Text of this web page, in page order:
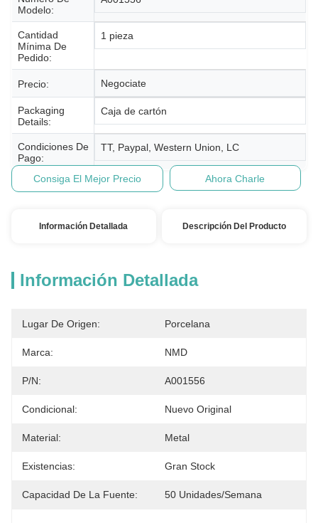
Modelo:
Cantidad
Mínima De
Pedido:
1 pieza
Precio: Negociate
Packaging
Details:
Caja de cartón
Condiciones De
Pago:
TT, Paypal, Western Union, LC
Consiga El Mejor Precio Ahora Charle
Información Detallada Descripción Del Producto
Información Detallada
Lugar De Origen: Porcelana
Marca: NMD
P/N: A001556
Condicional: Nuevo Original
Material: Metal
Existencias: Gran Stock
Capacidad De La Fuente: 50 Unidades/semana